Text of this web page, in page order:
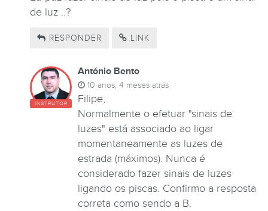
de luz ..?
RESPONDER LINK
INSTRUTOR
António Bento
10 anos, 4 meses atrás
Filipe,
Normalmente o efetuar "sinais de
luzes" está associado ao ligar
momentaneamente as luzes de
estrada (máximos). Nunca é
considerado fazer sinais de luzes
ligando os piscas. Confirmo a resposta
correta como sendo a B.